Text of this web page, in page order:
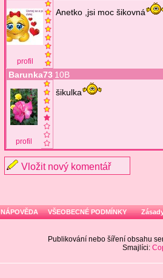
profil
Anetko ,jsi moc šikovná
Barunka73 10B
profil
šikulka
Vložit nový komentář
NÁPOVĚDA VŠEOBECNÉ PODMÍNKY
Publikování nebo šíření obsahu
Smajlíci: